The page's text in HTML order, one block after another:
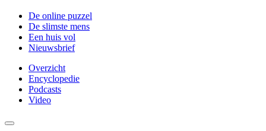
De online puzzel
De slimste mens
Een huis vol
Nieuwsbrief
Overzicht
Encyclopedie
Podcasts
Video